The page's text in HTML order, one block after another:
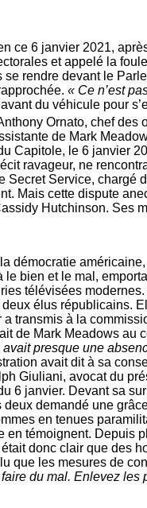
ce 6 janvier 2021,
et appelé la
rendre devant le
« Ce n’est
du véhicule pour
Ornato, chef des
de Mark
Capitole, le 6 janvier
ravageur, ne
Service, chargé
Mais cette dispute
Hutchinson. Ses
démocratie
bien et le mal,
télévisées
élus républicains.
transmis à la
de Mark Meadows au
avait presque une
avait dit à sa
Giuliani, avocat du
6 janvier. Devant sa
demandé une
en tenues
témoignent. Depuis
donc clair que des
que les mesures de
du mal. Enlevez